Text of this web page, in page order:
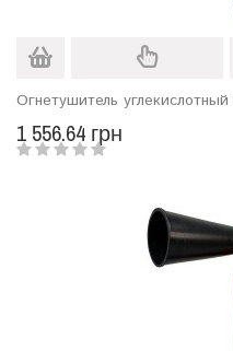
Огнетушитель
1 556.64 грн